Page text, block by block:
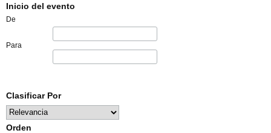
Inicio del evento
De
Para
Clasificar Por
Orden